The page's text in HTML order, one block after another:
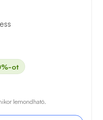
ot
lemondható.